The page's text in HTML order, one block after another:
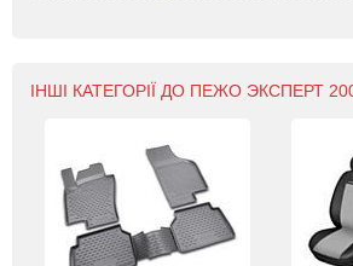
ІНШІ КАТЕГОРІЇ ДО ПЕЖО ЭКСПЕРТ